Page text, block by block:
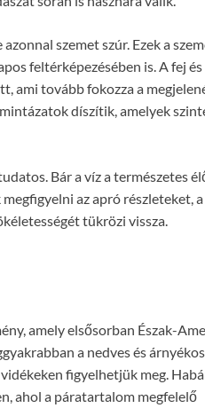
szemet szúr. Ezek a
feltérképezésében is. A fej
ami tovább fokozza a
díszítik, amelyek
Bár a víz a természetes
az apró részleteket,
tükrözi vissza.
amely elsősorban Észak-
a nedves és árnyékos
figyelhetjük meg.
ahol a páratartalom megfelelő